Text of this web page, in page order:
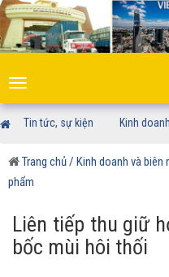
Toggle
navigation
Tin tức, sự kiện Kinh
Trang chủ/ Kinh doanh và biên
phẩm
Liên tiếp thu giữ
bốc mùi hôi thối